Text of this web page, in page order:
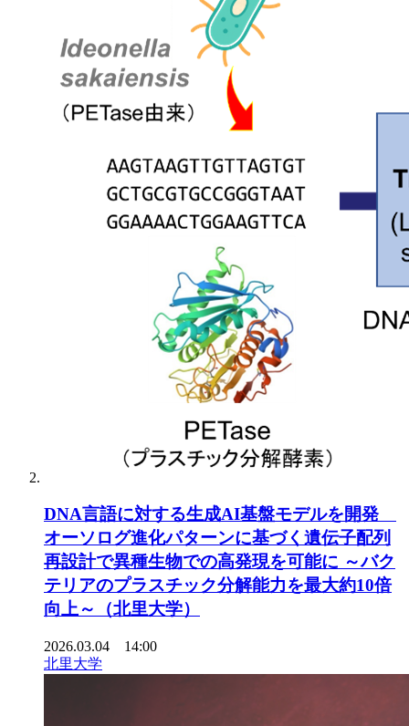
DNA言語に対する生成AI基盤モデルを開発
オーソログ進化パターンに基づく遺伝子配列
再設計で異種生物での高発現を可能に ～バク
テリアのプラスチック分解能力を最大約10倍
向上～（北里大学）
2026.03.04 14:00
北里大学